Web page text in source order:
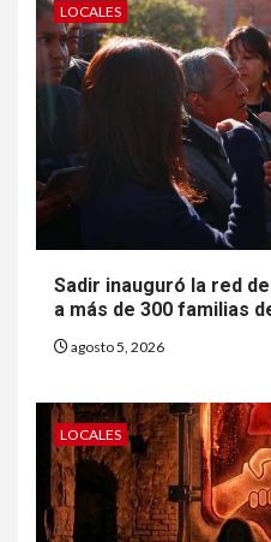
LOCALES
Sadir inauguró la red
a más de 300 familias
agosto 5, 2026
LOCALES